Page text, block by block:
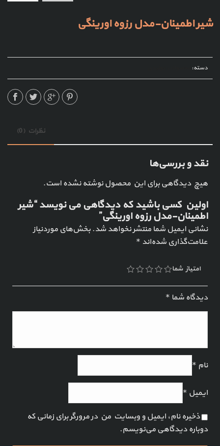
شیر اطمینان-مدل رزوه اورینگی
دسته:
نظرات (0)
نقد و بررسی‌ها
هیچ دیدگاهی برای این محصول نوشته نشده است.
اولین کسی باشید که دیدگاهی می نویسد “شیر
اطمینان-مدل رزوه اورینگی”
نشانی ایمیل شما منتشر نخواهد شد.بخش‌های موردنیاز
علامت‌گذاری شده‌اند *
امتیاز شما
دیدگاه شما *
نام *
ایمیل *
ذخیره نام، ایمیل و وبسایت من در مرورگر برای زمانی که
دوباره دیدگاهی می‌نویسم.